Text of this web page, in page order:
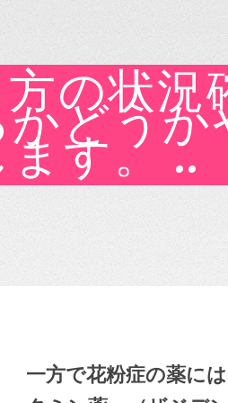
の状況
どうか
す。 ..
一方で花粉症の薬に